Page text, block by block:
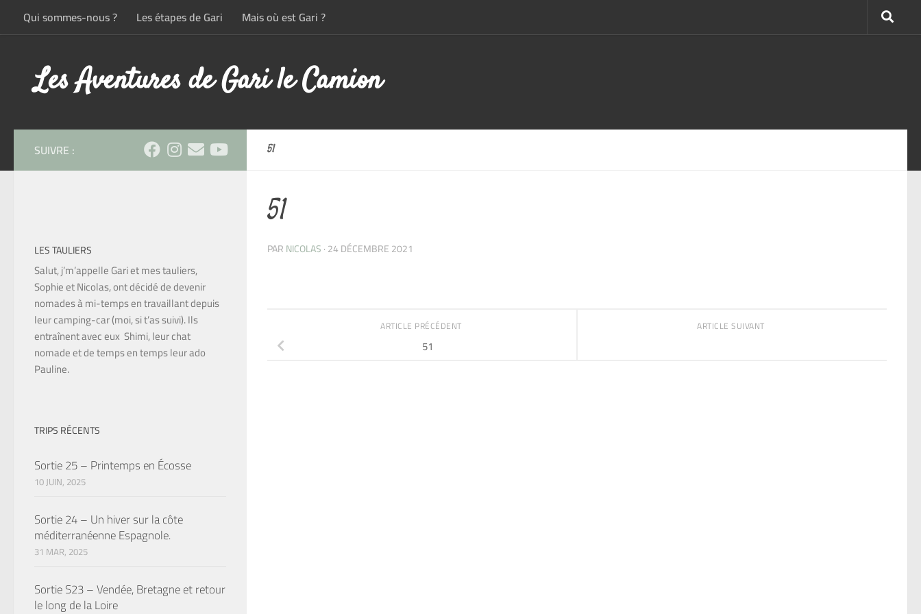
Skip to content
Qui sommes-nous ? Les étapes de Gari Mais où est Gari ?
Les Aventures de Gari le Camion
51
51
PARNICOLAS·24 DÉCEMBRE 2021
ARTICLE SUIVANT
ARTICLE PRÉCÉDENT
51
SUIVRE :
LES TAULIERS
Salut, j’m’appelle Gari et mes tauliers,
Sophie et Nicolas, ont décidé de devenir
nomades à mi-temps en travaillant depuis
leur camping-car (moi, si t’as suivi). Ils
entraînent avec eux Shimi, leur chat
nomade et de temps en temps leur ado
Pauline.
TRIPS RÉCENTS
Sortie 25 – Printemps en Écosse
10 JUIN, 2025
Sortie 24 – Un hiver sur la côte
méditerranéenne Espagnole.
31 MAR, 2025
Sortie S23 – Vendée, Bretagne et retour
le long de la Loire